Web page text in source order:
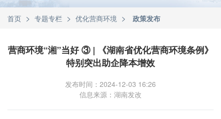
首页 > 专题专栏 > 优化营商环境 > 政策发布
营商环境“湘”当好 ③ | 《湖南省优化营商环境条例》
特别突出助企降本增效
发布时间：2024-12-03 16:26
信息来源：湖南发改